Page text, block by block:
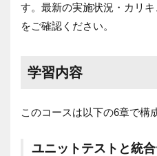
す。最新の実施状況・カリ
をご確認ください。
学習内容
このコースは以下の6章で構
ユニットテストと統